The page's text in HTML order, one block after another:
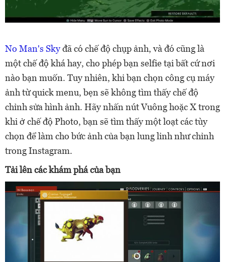
No Man's Skyđã có chế độ chụp ảnh, và đó cũng là
một chế độ khá hay, cho phép bạn selfie tại bất cứ nơi
nào bạn muốn. Tuy nhiên, khi bạn chọn công cụ máy
ảnh từ quick menu, bẹn sẽ không tìm thấy chế độ
chỉnh sửa hình ảnh. Hãy nhấn nút Vuông hoặc X trong
khi ở chế độ Photo, bạn sẽ tìm thấy một loạt các tùy
chọn để làm cho bức ảnh của bạn lung linh như chỉnh
trong Instagram.
Tải lên các khám phá của bạn